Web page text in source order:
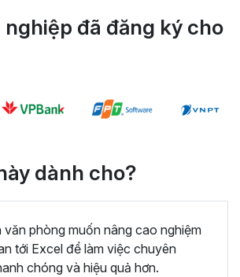
nghiệp đã đăng ký cho
dành cho?
văn phòng muốn nâng cao nghiệm
tới Excel để làm việc chuyên
chóng và hiệu quả hơn.